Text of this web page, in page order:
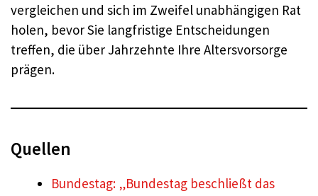
vergleichen und sich im Zweifel unabhängigen Rat
holen, bevor Sie langfristige Entscheidungen
treffen, die über Jahrzehnte Ihre Altersvorsorge
prägen.
Quellen
Bundestag: „Bundestag beschließt das